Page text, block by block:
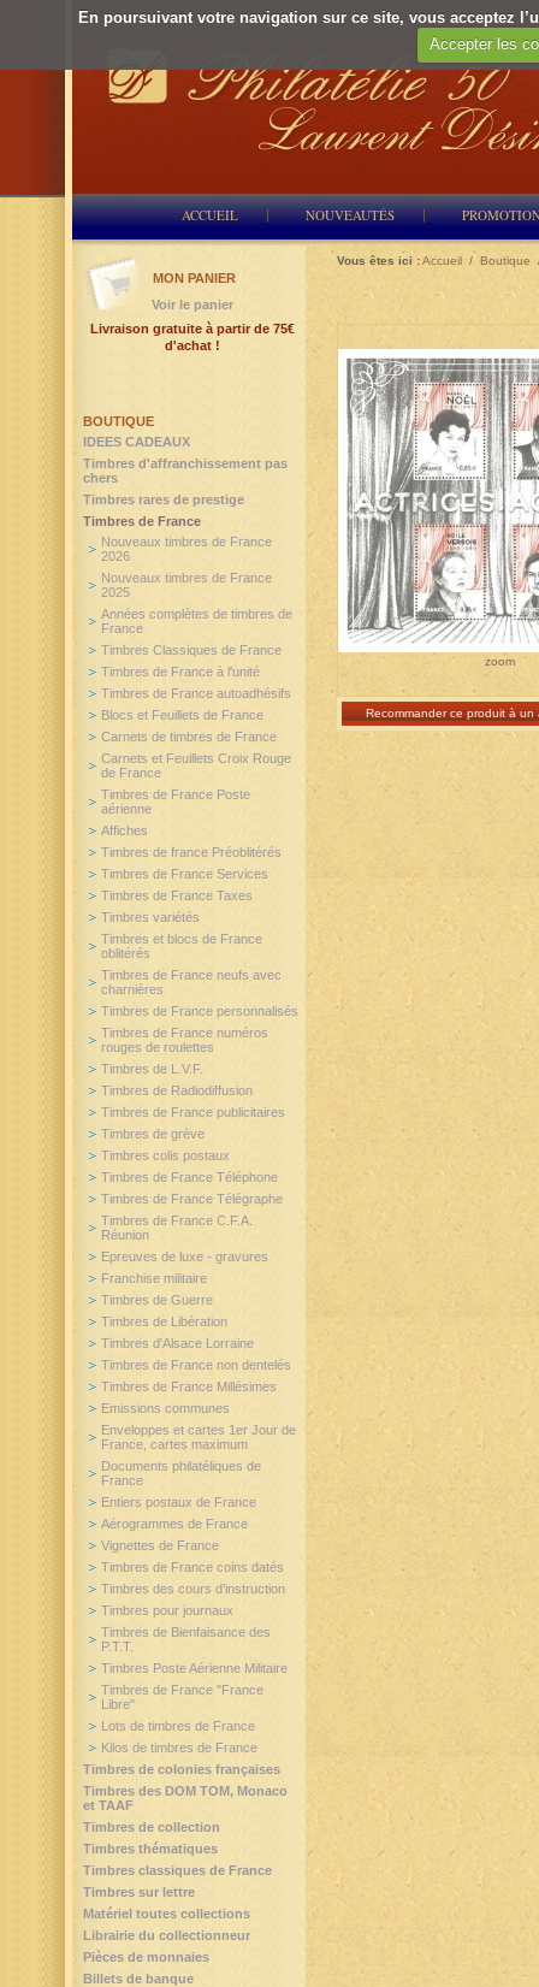
En poursuivant votre navigation sur ce site, vous acceptez
Accepter les
ACCUEIL NOUVEAUTÉS
Vous êtes ici :Accueil / Boutique
zoom
Recommander ce produit à un
BOUTIQUE
IDEES CADEAUX
Timbres d'affranchissement pas
chers
Timbres rares de prestige
Timbres de France
Nouveaux timbres de France
2026
Nouveaux timbres de France
2025
Années complètes de timbres de
France
Timbres Classiques de France
Timbres de France à l'unité
Timbres de France autoadhésifs
Blocs et Feuillets de France
Carnets de timbres de France
Carnets et Feuillets Croix Rouge
de France
Timbres de France Poste
aérienne
Affiches
Timbres de france Préoblitérés
Timbres de France Services
Timbres de France Taxes
Timbres variétés
Timbres et blocs de France
oblitérés
Timbres de France neufs avec
charnières
Timbres de France personnalisés
Timbres de France numéros
rouges de roulettes
Timbres de L.V.F.
Timbres de Radiodiffusion
Timbres de France publicitaires
Timbres de grève
Timbres colis postaux
Timbres de France Téléphone
Timbres de France Télégraphe
Timbres de France C.F.A.
Réunion
Epreuves de luxe - gravures
Franchise militaire
Timbres de Guerre
Timbres de Libération
Timbres d'Alsace Lorraine
Timbres de France non dentelés
Timbres de France Millésimes
Emissions communes
Enveloppes et cartes 1er Jour de
France, cartes maximum
Documents philatéliques de
France
Entiers postaux de France
Aérogrammes de France
Vignettes de France
Timbres de France coins datés
Timbres des cours d'instruction
Timbres pour journaux
Timbres de Bienfaisance des
P.T.T.
Timbres Poste Aérienne Militaire
Timbres de France "France
Libre"
Lots de timbres de France
Kilos de timbres de France
Timbres de colonies françaises
Timbres des DOM TOM, Monaco
et TAAF
Timbres de collection
Timbres thématiques
Timbres classiques de France
Timbres sur lettre
Matériel toutes collections
Librairie du collectionneur
Pièces de monnaies
Billets de banque
MON PANIER
Voir le panier
Livraison gratuite à partir de 75€
d'achat !